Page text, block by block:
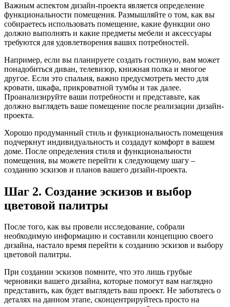
Важным аспектом дизайн-проекта является определение
функциональности помещения. Размышляйте о том, как вы
собираетесь использовать помещение, какие функции оно
должно выполнять и какие предметы мебели и аксессуары
требуются для удовлетворения ваших потребностей.
Например, если вы планируете создать гостиную, вам может
понадобиться диван, телевизор, книжная полка и многое
другое. Если это спальня, важно предусмотреть место для
кровати, шкафа, прикроватной тумбы и так далее.
Проанализируйте ваши потребности и представьте, как
должно выглядеть ваше помещение после реализации дизайн-
проекта.
Хорошо продуманный стиль и функциональность помещения
подчеркнут индивидуальность и создадут комфорт в вашем
доме. После определения стиля и функциональности
помещения, вы можете перейти к следующему шагу –
созданию эскизов и планов вашего дизайн-проекта.
Шаг 2. Создание эскизов и выбор
цветовой палитры
После того, как вы провели исследование, собрали
необходимую информацию и составили концепцию своего
дизайна, настало время перейти к созданию эскизов и выбору
цветовой палитры.
При создании эскизов помните, что это лишь грубые
черновики вашего дизайна, которые помогут вам наглядно
представить, как будет выглядеть ваш проект. Не заботьтесь о
деталях на данном этапе, сконцентрируйтесь просто на